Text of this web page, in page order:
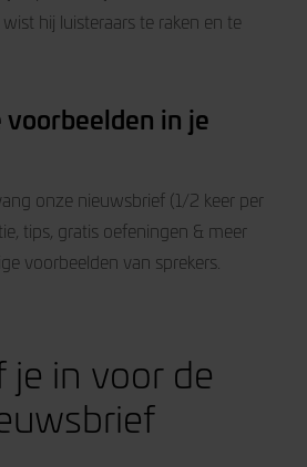
hij luisteraars te raken en te
in je
onze nieuwsbrief (1/2 keer per
tips, gratis oefeningen & meer
voorbeelden van sprekers.
je in voor de